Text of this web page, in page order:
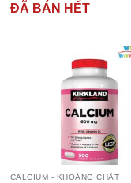
ĐÃ BÁN HẾT
CALCIUM - KHOÁNG CHẤT